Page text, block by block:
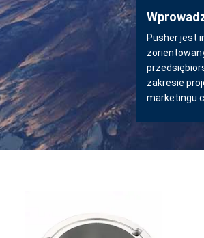
Pusher jest
zakresie
marketingu